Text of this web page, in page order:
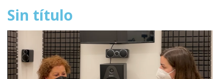
Sin título